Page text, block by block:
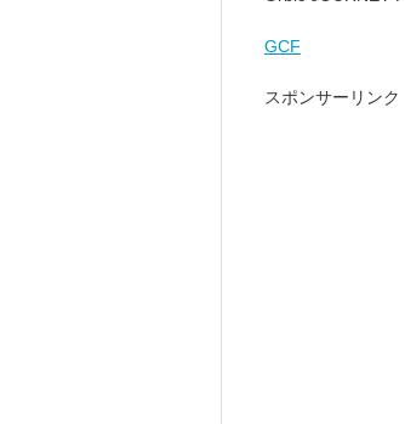
GCF
スポンサーリンク